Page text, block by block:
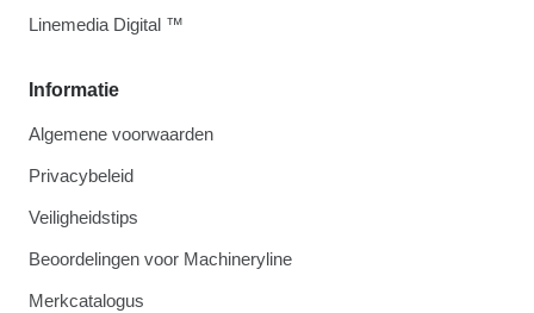
Informatie
Algemene voorwaarden
Privacybeleid
Veiligheidstips
Beoordelingen voor Machineryline
Merkcatalogus
Linemedia Digital ™